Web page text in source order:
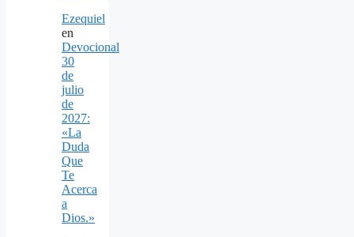
Ezequiel
en
Devocional
30
de
julio
de
2027:
«La
Duda
Que
Te
Acerca
a
Dios.»